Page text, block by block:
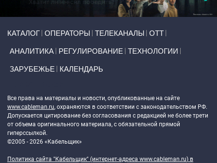
КАТАЛОГ ОПЕРАТОРЫ ТЕЛЕКАНАЛЫ ОТТ
АНАЛИТИКА РЕГУЛИРОВАНИЕ ТЕХНОЛОГИИ
ЗАРУБЕЖЬЕ КАЛЕНДАРЬ
Все права на материалы и новости, опубликованные на сайте
www.cableman.ru, охраняются в соответствии с законодательством РФ.
Допускается цитирование без согласования с редакцией не более трети
от объема оригинального материала, с обязательной прямой
гиперссылкой.
©2005 - 2026 «Кабельщик»
Политика сайта "Кабельщик" (интернет-адреса www.cableman.ru) в